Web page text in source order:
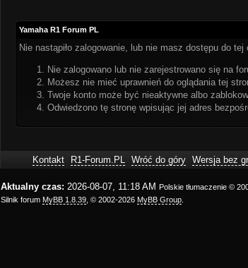
Yamaha R1 Forum PL
Nie nastąpiło zalogowanie, lub nie masz dostępu do
Nie zalogowano lub nie zarejestrowano się na
Możesz nie mieć uprawnień do oglądania tej
Twoje konto może być nieaktywne albo
Odwiedzono tę stronę wpisując jej adres
Kontakt R1-Forum.PL Wróć do góry Wersja bez
Aktualny czas: 2026-08-07, 11:18 AM Polskie tłumaczenie ©
Silnik forum MyBB 1.8.39 , © 2002-2026 MyBB Group